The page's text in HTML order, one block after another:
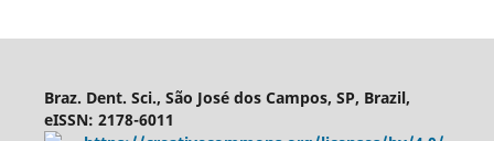
Braz. Dent. Sci., São José dos Campos, SP, Brazil,
eISSN: 2178-6011